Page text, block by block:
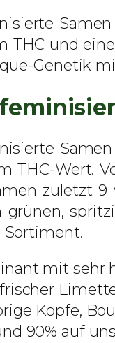
THC und
Genetik
THC-Wert.
zuletzt 9
mit sehr
Köpfe,
90% auf